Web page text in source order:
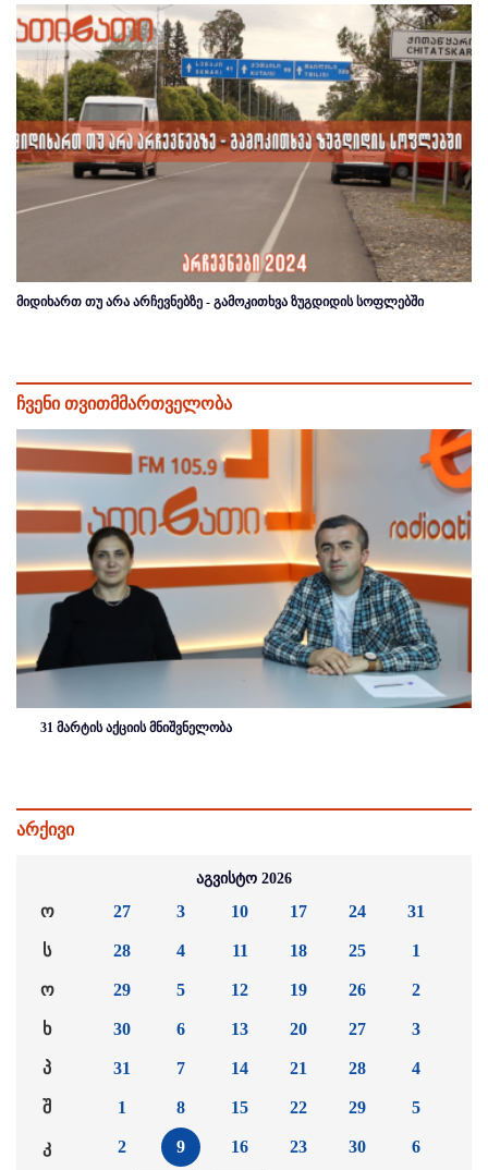
მიდიხართ თუ არა არჩევნებზე - გამოკითხვა ზუგდიდის სოფლებში
ჩვენი თვითმმართველობა
31 მარტის აქციის მნიშვნელობა
არქივი
აგვისტო 2026
ო
ს
ო
ხ
პ
შ
კ
27
28
29
30
31
1
2
3
4
5
6
7
8
9
10
11
12
13
14
15
16
17
18
19
20
21
22
23
24
25
26
27
28
29
30
31
1
2
3
4
5
6